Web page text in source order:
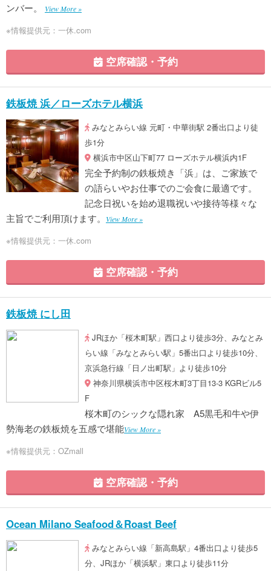
ンバー。
View More »
※情報提供元：一休.com
空席確認・予約
鉄板焼 浜／ローズホテル横浜
みなとみらい線 元町・中華街駅 2番出口より徒
歩1分
横浜市中区山下町77 ローズホテル横浜内1F
完全予約制の鉄板焼き「浜」は、ご家族で
の語らいやお仕事でのご会食に最適です。
記念日祝いを始め退職祝いや接待等様々な
主旨でご利用頂けます。
View More »
※情報提供元：一休.com
空席確認・予約
鉄板焼 にし田
JRほか「桜木町駅」西口より徒歩3分、みなとみ
らい線「みなとみらい駅」5番出口より徒歩10分、
京浜急行線「日ノ出町駅」より徒歩10分
神奈川県横浜市中区桜木町3丁目13-3 KGRビル5
F
桜木町のシックな隠れ家 A5黒毛和牛や伊
勢海老の鉄板焼を五感で堪能View More »
※情報提供元：OZmall
空席確認・予約
Ocean Milano Seafood＆Roast Beef
みなとみらい線「新高島駅」4番出口より徒歩5
分、JRほか「横浜駅」東口より徒歩11分